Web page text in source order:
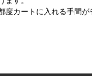
カートに入れる手間が